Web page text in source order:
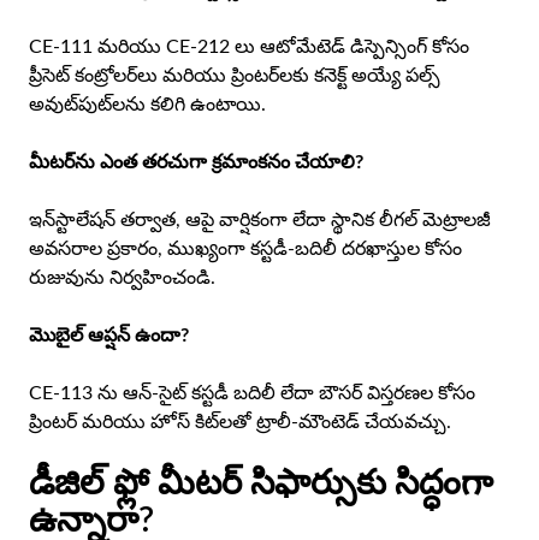
CE-111 మరియు CE-212 లు ఆటోమేటెడ్ డిస్పెన్సింగ్ కోసం
ప్రీసెట్ కంట్రోలర్‌లు మరియు ప్రింటర్‌లకు కనెక్ట్ అయ్యే పల్స్
అవుట్‌పుట్‌లను కలిగి ఉంటాయి.
మీటర్‌ను ఎంత తరచుగా క్రమాంకనం చేయాలి?
ఇన్‌స్టాలేషన్ తర్వాత, ఆపై వార్షికంగా లేదా స్థానిక లీగల్ మెట్రాలజీ
అవసరాల ప్రకారం, ముఖ్యంగా కస్టడీ-బదిలీ దరఖాస్తుల కోసం
రుజువును నిర్వహించండి.
మొబైల్ ఆప్షన్ ఉందా?
CE-113 ను ఆన్-సైట్ కస్టడీ బదిలీ లేదా బౌసర్ విస్తరణల కోసం
ప్రింటర్ మరియు హోస్ కిట్‌లతో ట్రాలీ-మౌంటెడ్ చేయవచ్చు.
డీజిల్ ఫ్లో మీటర్ సిఫార్సుకు సిద్ధంగా
ఉన్నారా?